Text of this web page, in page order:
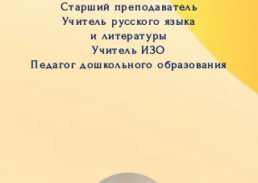
Старший преподаватель
Учитель русского языка
и литературы
Учитель ИЗО
Педагог дошкольного образования